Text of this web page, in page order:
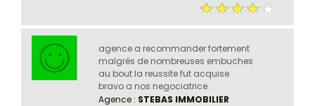
agence a recommander fortement
malgrés de nombreuses embuches
au bout la reussite fut acquise
bravo a nos negociatrice
Agence : STEBAS IMMOBILIER